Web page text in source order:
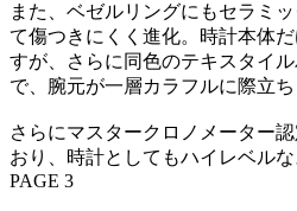
また、ベゼルリングにもセラミ
て傷つきにくく進化。時計本体
すが、さらに同色のテキスタイ
で、腕元が一層カラフルに際立ち
さらにマスタークロノメーター
おり、時計としてもハイレベルな
PAGE 3